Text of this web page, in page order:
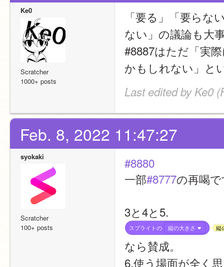
Ke0
Scratcher
1000+ posts
「要る」「要らな
ない」の議論も大
#8887はただ「実
かもしれない」と
Last edited by Ke0
Feb. 8, 2022 11:47:27
syokaki
Scratcher
100+ posts
#8880
一部#8777の再喝
3と4と5.
スプライトの 縦の大きさ 縦
なら賛成。
6.使う場面が全く